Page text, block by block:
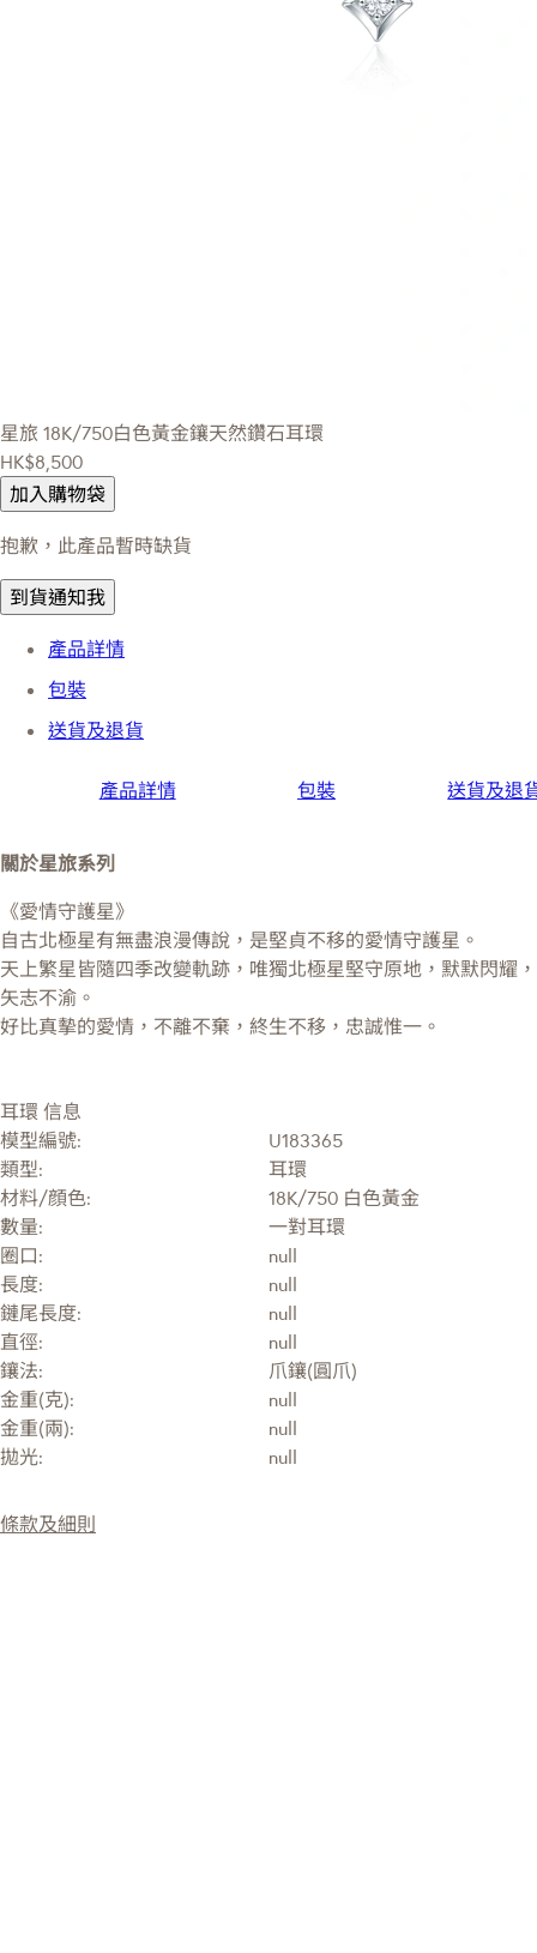
星旅 18K/750白色黃金鑲天然鑽石耳環
HK$8,500
加入購物袋
抱歉，此產品暫時缺貨
到貨通知我
產品詳情
包裝
送貨及退貨
產品詳情 包裝 送貨及退
關於星旅系列
《愛情守護星》
自古北極星有無盡浪漫傳說，是堅貞不移的愛情守護星。
天上繁星皆隨四季改變軌跡，唯獨北極星堅守原地，默默閃耀，
矢志不渝。
好比真摰的愛情，不離不棄，終生不移，忠誠惟一。
耳環 信息
模型編號:
U183365
類型:
耳環
材料/顔色:
18K/750 白色黃金
數量:
一對耳環
圈口:
null
長度:
null
鏈尾長度:
null
直徑:
null
鑲法:
爪鑲(圓爪)
金重(克):
null
金重(兩):
null
拋光:
null
條款及細則